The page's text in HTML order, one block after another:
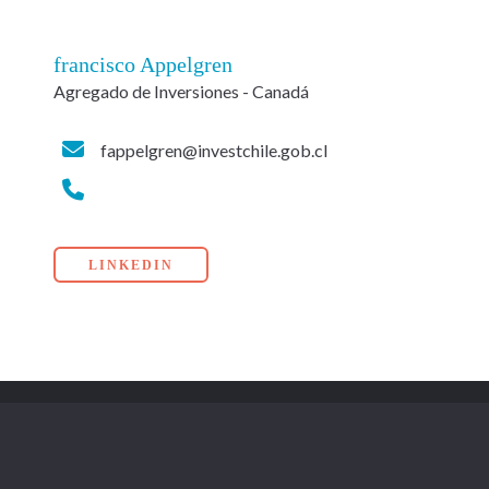
francisco Appelgren
Agregado de Inversiones - Canadá
fappelgren@investchile.gob.cl
LINKEDIN